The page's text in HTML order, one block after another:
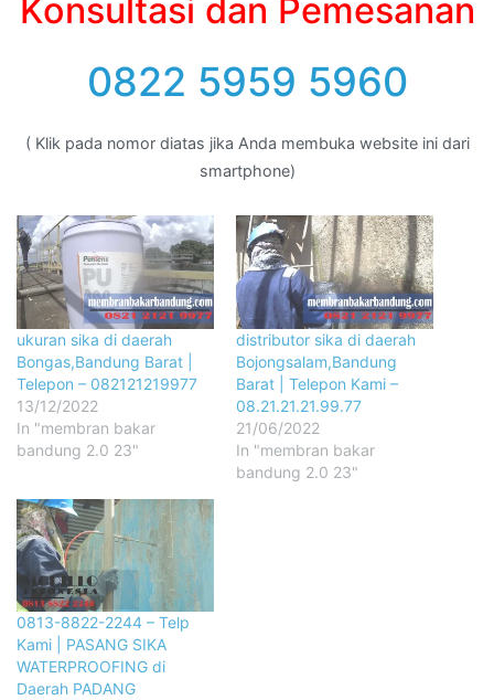
Konsultasi dan Pemesanan
0822 5959 5960
( Klik pada nomor diatas jika Anda membuka website ini dari
smartphone)
ukuran sika di daerah
Bongas,Bandung Barat |
Telepon – 082121219977
13/12/2022
In "membran bakar
bandung 2.0 23"
distributor sika di daerah
Bojongsalam,Bandung
Barat | Telepon Kami –
08.21.21.21.99.77
21/06/2022
In "membran bakar
bandung 2.0 23"
0813-8822-2244 – Telp
Kami | PASANG SIKA
WATERPROOFING di
Daerah PADANG